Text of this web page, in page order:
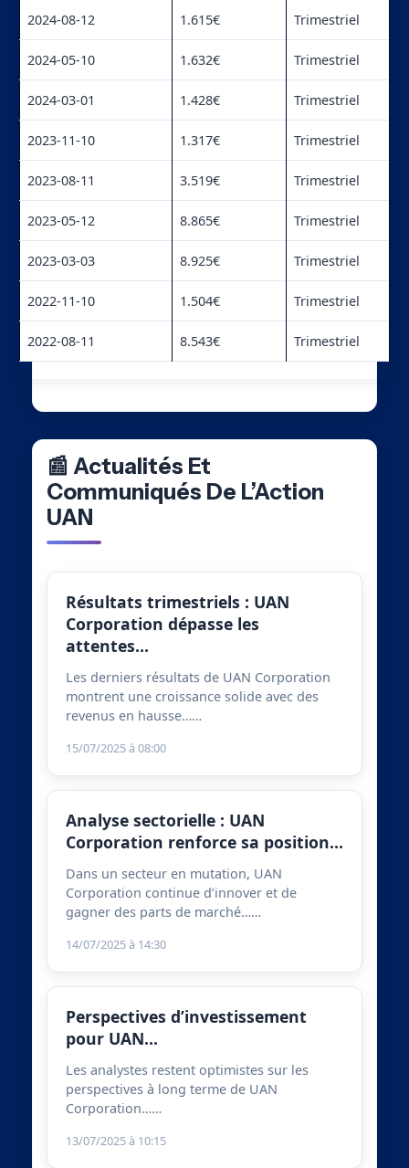
2024-08-12 1.615€ Trimestriel
2024-05-10 1.632€ Trimestriel
2024-03-01 1.428€ Trimestriel
2023-11-10 1.317€ Trimestriel
2023-08-11 3.519€ Trimestriel
2023-05-12 8.865€ Trimestriel
2023-03-03 8.925€ Trimestriel
2022-11-10 1.504€ Trimestriel
2022-08-11 8.543€ Trimestriel
📰 Actualités Et
Communiqués De L’Action
UAN
Résultats trimestriels : UAN
Corporation dépasse les
attentes…
Les derniers résultats de UAN Corporation
montrent une croissance solide avec des
revenus en hausse……
15/07/2025 à 08:00
Analyse sectorielle : UAN
Corporation renforce sa position…
Dans un secteur en mutation, UAN
Corporation continue d’innover et de
gagner des parts de marché……
14/07/2025 à 14:30
Perspectives d’investissement
pour UAN…
Les analystes restent optimistes sur les
perspectives à long terme de UAN
Corporation……
13/07/2025 à 10:15